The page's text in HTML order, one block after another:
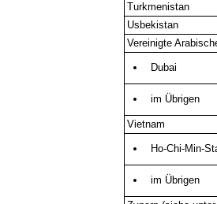
Turkmenistan
Usbekistan
Vereinigte
Dubai
im Übrigen
Vietnam
Ho-Chi-Min-
im Übrigen